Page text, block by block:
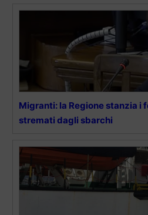
Migranti: la Regione stanzia i
stremati dagli sbarchi